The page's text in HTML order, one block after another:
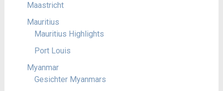
Maastricht
Mauritius
Mauritius Highlights
Port Louis
Myanmar
Gesichter Myanmars